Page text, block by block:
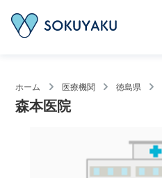
ホーム 医療機関 徳島県
森本医院